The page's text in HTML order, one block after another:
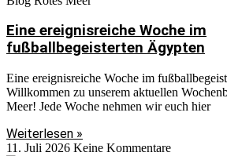
Eine ereignisreiche Woche im
fußballbegeisterten Ägypten
Eine ereignisreiche Woche im
Willkommen zu unserem aktuellen
Meer! Jede Woche nehmen wir euch hier
Weiterlesen »
11. Juli 2026 Keine Kommentare